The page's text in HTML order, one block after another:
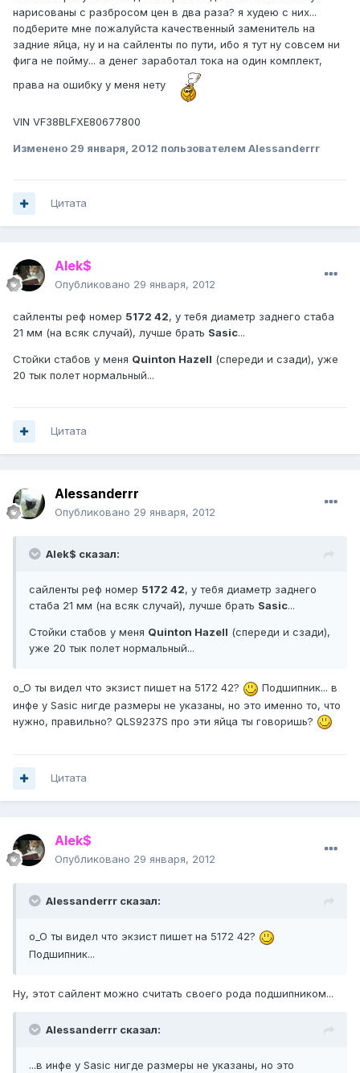
нарисованы с разбросом цен в два раза? я худею с них...
подберите мне пожалуйста качественный заменитель на
задние яйца, ну и на сайленты по пути, ибо я тут ну совсем ни
фига не пойму... а денег заработал тока на один комплект,
права на ошибку у меня нету
VIN VF38BLFXE80677800
Изменено 29 января, 2012 пользователем Alessanderrr
Цитата
Alek$
Опубликовано 29 января, 2012
сайленты реф номер 5172 42, у тебя диаметр заднего стаба
21 мм (на всяк случай), лучше брать Sasic...
Стойки стабов у меня Quinton Hazell (спереди и сзади), уже
20 тык полет нормальный...
Цитата
Alessanderrr
Опубликовано 29 января, 2012
Alek$ сказал:
сайленты реф номер 5172 42, у тебя диаметр заднего
стаба 21 мм (на всяк случай), лучше брать Sasic...
Стойки стабов у меня Quinton Hazell (спереди и сзади),
уже 20 тык полет нормальный...
o_O ты видел что экзист пишет на 5172 42?
Подшипник... в
инфе у Sasic нигде размеры не указаны, но это именно то, что
нужно, правильно? QLS9237S про эти яйца ты говоришь?
Цитата
Alek$
Опубликовано 29 января, 2012
Alessanderrr сказал:
o_O ты видел что экзист пишет на 5172 42?
Подшипник...
Ну, этот сайлент можно считать своего рода подшипником...
Alessanderrr сказал:
...в инфе у Sasic нигде размеры не указаны, но это